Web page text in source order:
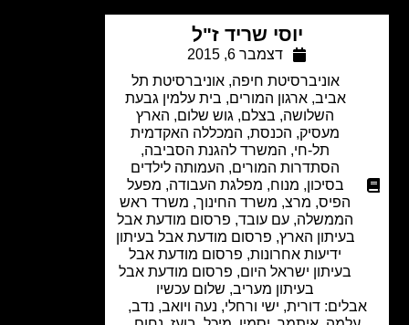
יוסי שריד ז"ל
דצמבר 6, 2015
אוניברסיטת חיפה,אוניברסיטת תל
ארגון המורים ,בית עלמין גבעת
השלושה,בצלם,גוש שלום,הארץ
הכנסת,המכללה האקדמית
המשרד להגנת הסביבה,
הסתדרות המורים ,העמותה לילדים
בסיכון
מנוח,מפלגת העבודה ,מפעל
מרצ,משרד החינוך, משרד ראש
הממשלה,עם עובד,פרסום מודעת אבל
בעיתון הארץ,פרסום מודעת אבל בעיתון
ידיעות אחרונות,פרסום מודעת אבל
בעיתון ישראל היום,פרסום מודעת אבל
בעיתון מעריב, שלום עכשיו
דורית, ישי ורחלי, נעה ויואב, נדב,